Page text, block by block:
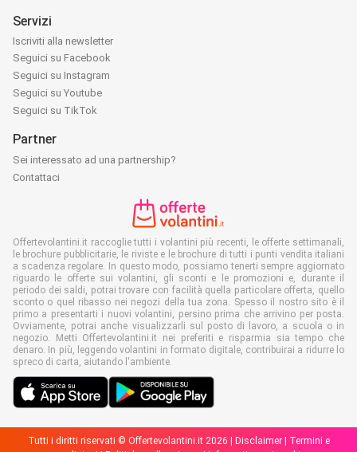
Servizi
Iscriviti alla newsletter
Seguici su Facebook
Seguici su Instagram
Seguici su Youtube
Seguici su TikTok
Partner
Sei interessato ad una partnership?
Contattaci
Offertevolantini.it raccoglie tutti i volantini più recenti, le offerte settimanali,
le brochure pubblicitarie, le riviste e le brochure di tutti i punti vendita italiani
a scadenza regolare. In questo modo, possiamo tenerti sempre aggiornato
riguardo le offerte sui volantini, gli sconti e le promozioni e, durante il
periodo dei saldi, potrai trovare con facilità quella particolare offerta, quello
sconto o quel ribasso nei negozi della tua zona. Spesso il nostro sito è il
primo a presentarti i nuovi volantini, persino prima che arrivino per posta.
Ovviamente, potrai anche visualizzarli sul posto di lavoro, a scuola o in
negozio. Metti Offertevolantini.it nei preferiti e risparmia sia tempo che
denaro. In più, leggendo volantini in formato digitale, contribuirai a ridurre lo
spreco di carta, aiutando l'ambiente.
Tutti i diritti riservati © Offertevolantini.it 2026 | Disclaimer|
Termini e